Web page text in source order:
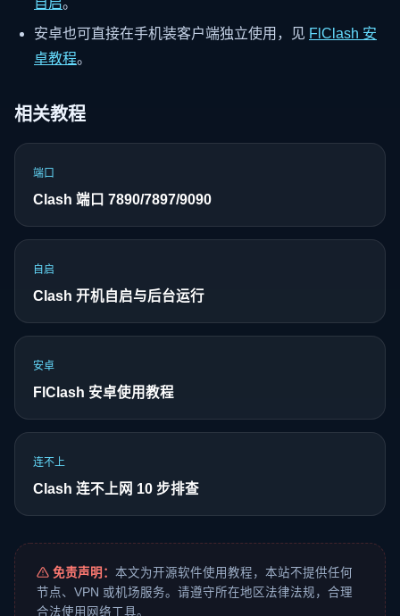
自启。
安卓也可直接在手机装客户端独立使用，见 FlClash 安
卓教程。
相关教程
端口
Clash 端口 7890/7897/9090
自启
Clash 开机自启与后台运行
安卓
FlClash 安卓使用教程
连不上
Clash 连不上网 10 步排查
免责声明：本文为开源软件使用教程，本站不提供任何
节点、VPN 或机场服务。请遵守所在地区法律法规，合理
合法使用网络工具。